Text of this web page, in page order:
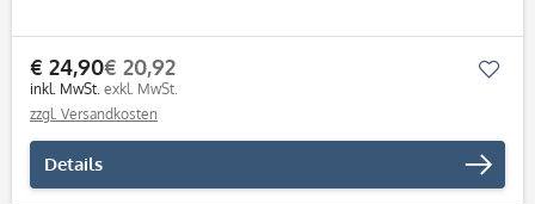
€ 24,90
inkl. MwSt.
€ 20,92
exkl. MwSt.
zzgl. Versandkosten
Details